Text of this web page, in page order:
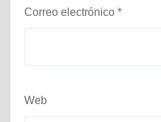
Correo electrónico *
Web